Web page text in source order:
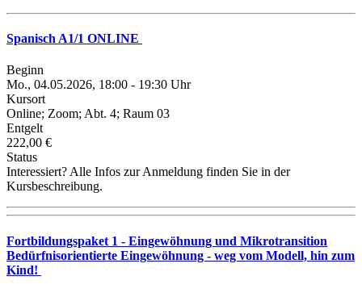
Spanisch A1/1 ONLINE
Beginn
Mo., 04.05.2026, 18:00 - 19:30 Uhr
Kursort
Online; Zoom; Abt. 4; Raum 03
Entgelt
222,00 €
Status
Interessiert? Alle Infos zur Anmeldung finden Sie in der
Kursbeschreibung.
Fortbildungspaket 1 - Eingewöhnung und Mikrotransition
Bedürfnisorientierte Eingewöhnung - weg vom Modell, hin zum
Kind!